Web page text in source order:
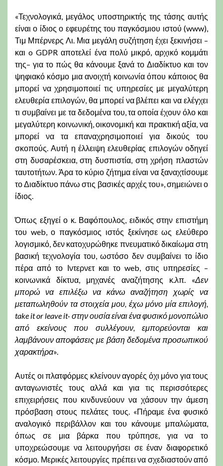
«Τεχνολογικά, μεγάλος υποστηρικτής της τάσης αυτής
είναι ο ίδιος ο εφευρέτης του παγκόσμιου ιστού (www),
Τιμ Μπέρνερς Λι. Μια μεγάλη συζήτηση έχει ξεκινήσει –
και o GDPR αποτελεί ένα πολύ μικρό, αρχικό κομμάτι
της– για το πώς θα κάνουμε ξανά το Διαδίκτυο και τον
ψηφιακό κόσμο μια ανοιχτή κοινωνία όπου κάποιος θα
μπορεί να χρησιμοποιεί τις υπηρεσίες με μεγαλύτερη
ελευθερία επιλογών, θα μπορεί να βλέπει και να ελέγχει
τι συμβαίνει με τα δεδομένα του, τα οποία έχουν όλο και
μεγαλύτερη κοινωνική, οικονομική και πρακτική αξία, να
μπορεί να τα επαναχρησιμοποιεί για δικούς του
σκοπούς. Αυτή η έλλειψη ελευθερίας επιλογών οδηγεί
στη δυσαρέσκεια, στη δυσπιστία, στη χρήση πλαστών
ταυτοτήτων. Άρα το κύριο ζήτημα είναι να ξαναχτίσουμε
το Διαδίκτυο πάνω στις βασικές αρχές του», σημειώνει ο
ίδιος.
Όπως εξηγεί ο κ. Βαφόπουλος, ειδικός στην επιστήμη
του web, ο παγκόσμιος ιστός ξεκίνησε ως ελεύθερο
λογισμικό, δεν κατοχυρώθηκε πνευματικό δικαίωμα στη
βασική τεχνολογία του, ωστόσο δεν συμβαίνει το ίδιο
πέρα από το Ιντερνετ και το web, στις υπηρεσίες –
κοινωνικά δίκτυα, μηχανές αναζήτησης κ.λπ. «Δεν
μπορώ να επιλέξω να κάνω αναζήτηση χωρίς να
μεταπωληθούν τα στοιχεία μου, έχω μόνο μία επιλογή,
take it or leave it· στην ουσία είναι ένα φυσικό μονοπώλιο
από εκείνους που συλλέγουν, εμπορεύονται και
λαμβάνουν αποφάσεις με βάση δεδομένα προσωπικού
χαρακτήρα».
Αυτές οι πλατφόρμες κλείνουν αγορές όχι μόνο για τους
ανταγωνιστές τους αλλά και για τις περισσότερες
επιχειρήσεις που κινδυνεύουν να χάσουν την άμεση
πρόσβαση στους πελάτες τους. «Πήραμε ένα φυσικό
αναλογικό περιβάλλον και του κάνουμε μπαλώματα,
όπως σε μια βάρκα που τρύπησε, για να το
υποχρεώσουμε να λειτουργήσει σε έναν διαφορετικό
κόσμο. Μερικές λειτουργίες πρέπει να σχεδιαστούν από